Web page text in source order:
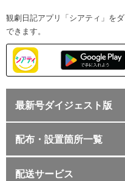
観劇日記アプリ「シアティ」を
できます。
最新号ダイジェスト版
配布・設置箇所一覧
配送サービス